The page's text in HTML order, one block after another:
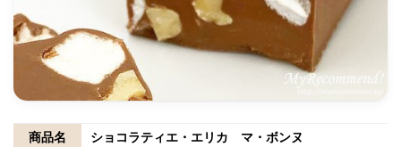
商品名
ショコラティエ・エリカ マ・ボンヌ